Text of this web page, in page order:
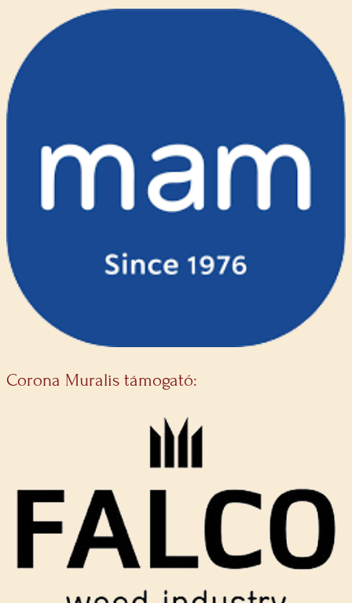
Corona Muralis támogató: